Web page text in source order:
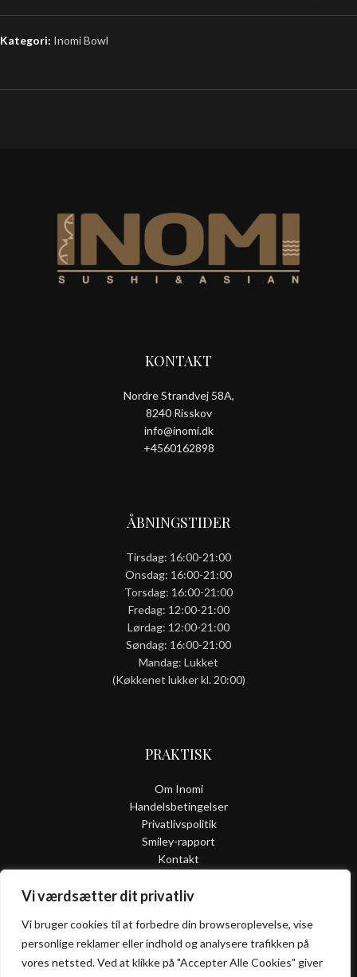
Vi værdsætter dit privatliv
Vi bruger cookies til at forbedre din browseroplevelse, vise
personlige reklamer eller indhold og analysere trafikken på
vores netsted. Ved at klikke på "Accepter Alle Cookies" giver
Kategori: Inomi Bowl
KONTAKT
Nordre Strandvej 58A,
8240 Risskov
info@inomi.dk
+4560162898
ÅBNINGSTIDER
Tirsdag: 16:00-21:00
Onsdag: 16:00-21:00
Torsdag: 16:00-21:00
Fredag: 12:00-21:00
Lørdag: 12:00-21:00
Søndag: 16:00-21:00
Mandag: Lukket
(Køkkenet lukker kl. 20:00)
PRAKTISK
Om Inomi
Handelsbetingelser
Privatlivspolitik
Smiley-rapport
Kontakt
ALLERGI
INFORMATION